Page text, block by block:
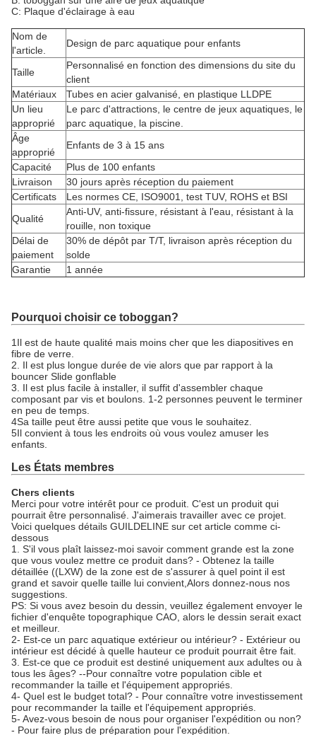
C: Plaque d'éclairage à eau
Nom de
l'article.
Design de parc aquatique pour enfants
Taille
Personnalisé en fonction des dimensions du site du
client
Matériaux
Tubes en acier galvanisé, en plastique LLDPE
Un lieu
approprié
Le parc d'attractions, le centre de jeux aquatiques, le
parc aquatique, la piscine.
Âge
approprié
Enfants de 3 à 15 ans
Capacité
Plus de 100 enfants
Livraison
30 jours après réception du paiement
Certificats
Les normes CE, ISO9001, test TUV, ROHS et BSI
Qualité
Anti-UV, anti-fissure, résistant à l'eau, résistant à la
rouille, non toxique
Délai de
paiement
30% de dépôt par T/T, livraison après réception du
solde
Garantie
1 année
Pourquoi choisir ce toboggan?
1Il est de haute qualité mais moins cher que les diapositives en
fibre de verre.
2. Il est plus longue durée de vie alors que par rapport à la
bouncer Slide gonflable
3. Il est plus facile à installer, il suffit d'assembler chaque
composant par vis et boulons. 1-2 personnes peuvent le terminer
en peu de temps.
4Sa taille peut être aussi petite que vous le souhaitez.
5Il convient à tous les endroits où vous voulez amuser les
enfants.
Les États membres
Chers clients
Merci pour votre intérêt pour ce produit. C'est un produit qui
pourrait être personnalisé. J'aimerais travailler avec ce projet.
Voici quelques détails GUILDELINE sur cet article comme ci-
dessous
1. S'il vous plaît laissez-moi savoir comment grande est la zone
que vous voulez mettre ce produit dans? - Obtenez la taille
détaillée ((LXW) de la zone est de s'assurer à quel point il est
grand et savoir quelle taille lui convient,Alors donnez-nous nos
suggestions.
PS: Si vous avez besoin du dessin, veuillez également envoyer le
fichier d'enquête topographique CAO, alors le dessin serait exact
et meilleur.
2- Est-ce un parc aquatique extérieur ou intérieur? - Extérieur ou
intérieur est décidé à quelle hauteur ce produit pourrait être fait.
3. Est-ce que ce produit est destiné uniquement aux adultes ou à
tous les âges? --Pour connaître votre population cible et
recommander la taille et l'équipement appropriés.
4- Quel est le budget total? - Pour connaître votre investissement
pour recommander la taille et l'équipement appropriés.
5- Avez-vous besoin de nous pour organiser l'expédition ou non?
- Pour faire plus de préparation pour l'expédition.